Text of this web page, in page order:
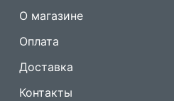
О магазине
Оплата
Доставка
Контакты